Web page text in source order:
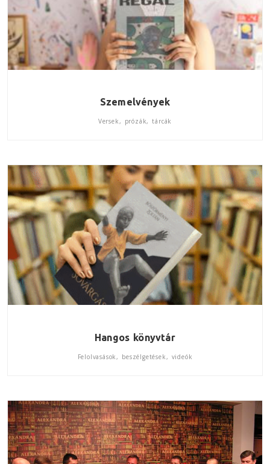
Szemelvények
Versek, prózák, tárcák
Hangos könyvtár
Felolvasások, beszélgetések, videók